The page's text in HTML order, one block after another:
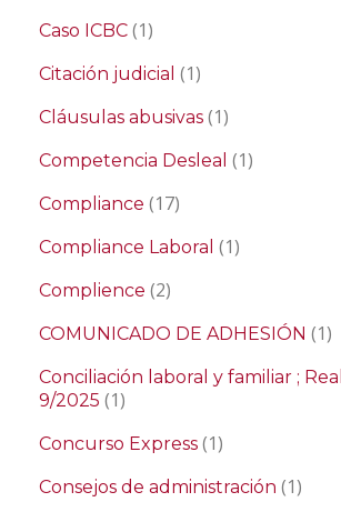
Caso ICBC (1)
Citación judicial (1)
Cláusulas abusivas (1)
Competencia Desleal (1)
Compliance (17)
Compliance Laboral (1)
Complience (2)
COMUNICADO DE ADHESIÓN (1)
Conciliación laboral y familiar ;
9/2025 (1)
Concurso Express (1)
Consejos de administración (1)